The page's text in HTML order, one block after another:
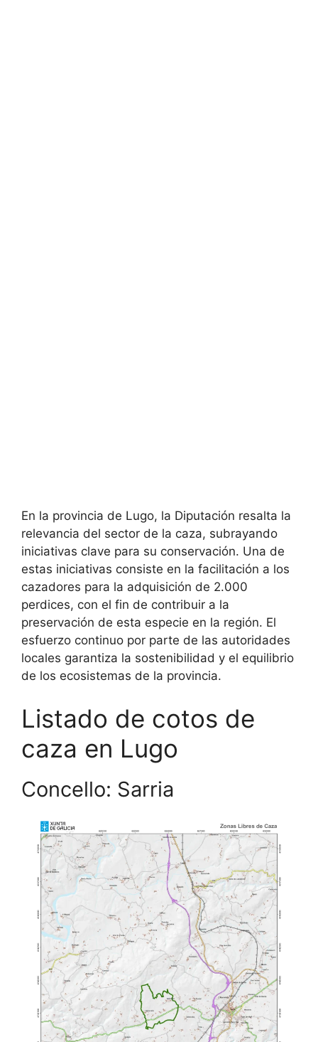
En la provincia de Lugo, la Diputación resalta la
relevancia del sector de la caza, subrayando
iniciativas clave para su conservación. Una de
estas iniciativas consiste en la facilitación a los
cazadores para la adquisición de 2.000
perdices, con el fin de contribuir a la
preservación de esta especie en la región. El
esfuerzo continuo por parte de las autoridades
locales garantiza la sostenibilidad y el equilibrio
de los ecosistemas de la provincia.
Listado de cotos de
caza en Lugo
Concello: Sarria